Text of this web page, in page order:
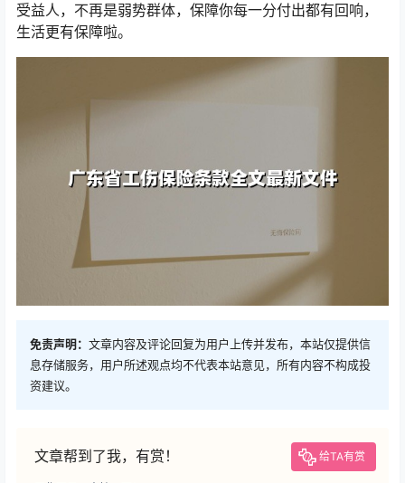
受益人，不再是弱势群体，保障你每一分付出都有回响，
生活更有保障啦。
免责声明： 文章内容及评论回复为用户上传并发布，本站仅提供信
息存储服务，用户所述观点均不代表本站意见，所有内容不构成投
资建议。
文章帮到了我，有赏！ 给TA有赏